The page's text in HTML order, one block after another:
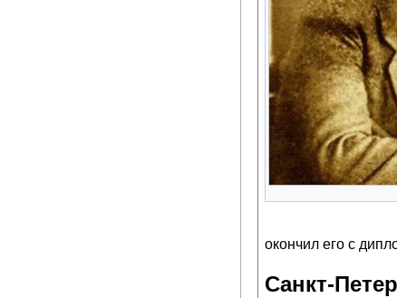
окончил его с
Санкт-